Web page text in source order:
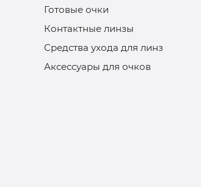
Готовые очки
Контактные линзы
Средства ухода для линз
Аксессуары для очков